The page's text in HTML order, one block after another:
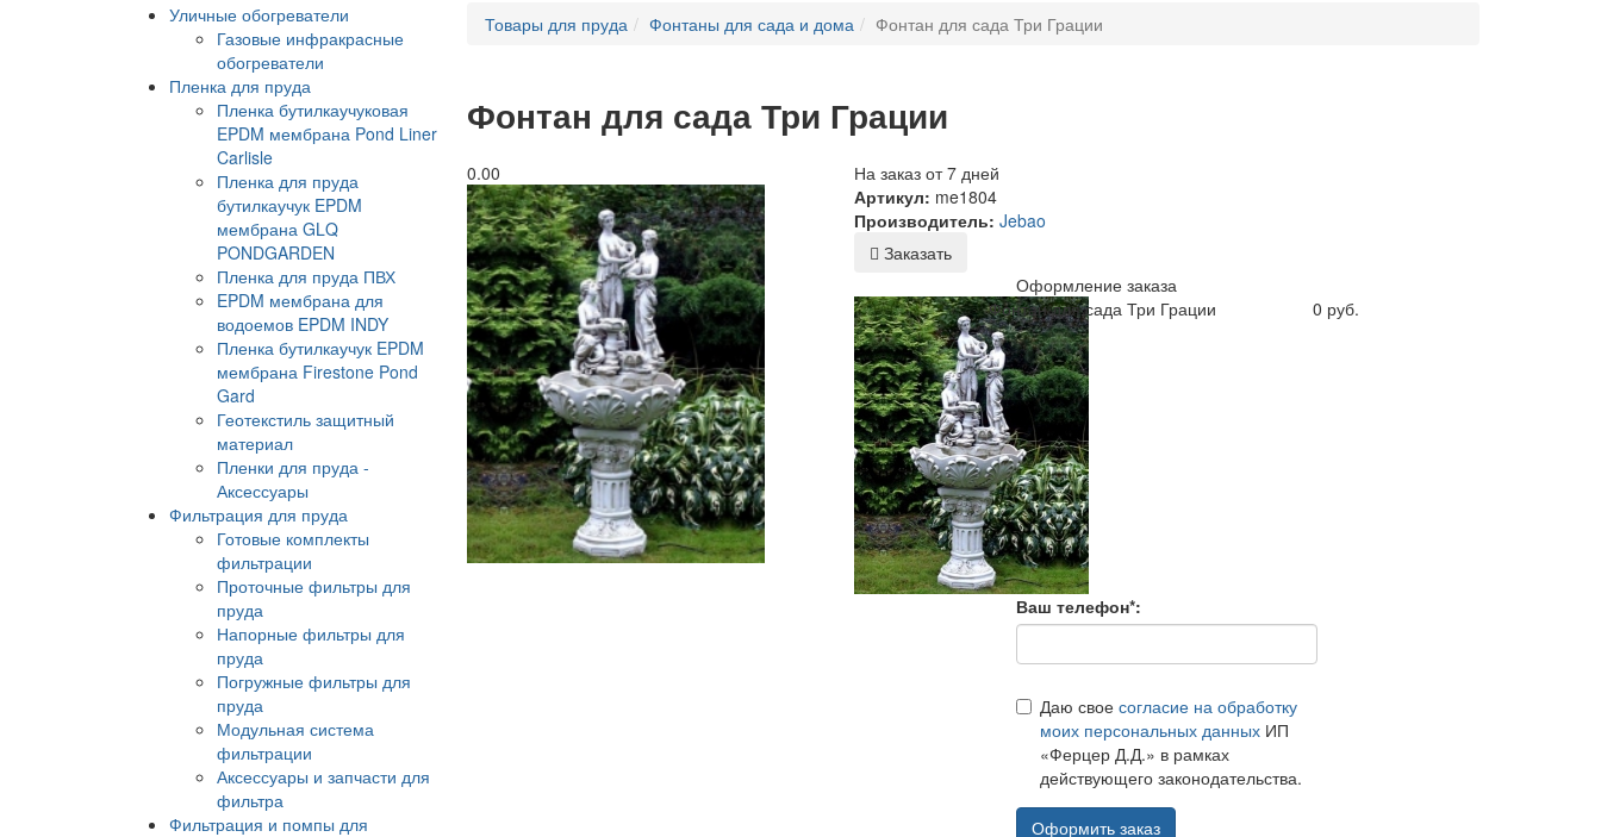
Уличные обогреватели
Газовые инфракрасные
обогреватели
Пленка для пруда
Пленка бутилкаучуковая
EPDM мембрана Pond Liner
Carlisle
Пленка для пруда
бутилкаучук EPDM
мембрана GLQ
PONDGARDEN
Пленка для пруда ПВХ
EPDM мембрана для
водоемов EPDM INDY
Пленка бутилкаучук EPDM
мембрана Firestone Pond
Gard
Геотекстиль защитный
материал
Пленки для пруда -
Аксессуары
Фильтрация для пруда
Готовые комплекты
фильтрации
Проточные фильтры для
пруда
Напорные фильтры для
пруда
Погружные фильтры для
пруда
Модульная система
фильтрации
Аксессуары и запчасти для
фильтра
Фильтрация и помпы для
Товары для пруда Фонтаны для сада и дома Фонтан для сада Три Грации
Фонтан для сада Три Грации
0.00
На заказ от 7 дней
Артикул: me1804
Производитель: Jebao
Заказать
Оформление заказа
Фонтан для сада Три Грации
0 руб.
Ваш телефон*:
Даю свое согласие на обработку
моих персональных данныхИП
«Ферцер Д.Д.» в рамках
действующего законодательства.
Оформить заказ